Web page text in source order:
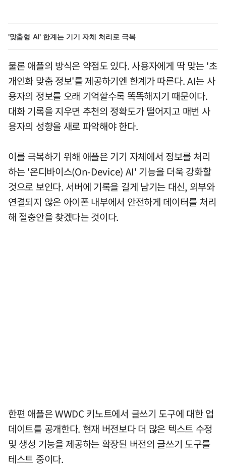
'맞춤형 AI' 한계는 기기 자체 처리로 극복
물론 애플의 방식은 약점도 있다. 사용자에게 딱 맞는 '초
개인화 맞춤 정보'를 제공하기엔 한계가 따른다. AI는 사
용자의 정보를 오래 기억할수록 똑똑해지기 때문이다.
대화 기록을 지우면 추천의 정확도가 떨어지고 매번 사
용자의 성향을 새로 파악해야 한다.
이를 극복하기 위해 애플은 기기 자체에서 정보를 처리
하는 '온디바이스(On-Device) AI' 기능을 더욱 강화할
것으로 보인다. 서버에 기록을 길게 남기는 대신, 외부와
연결되지 않은 아이폰 내부에서 안전하게 데이터를 처리
해 절충안을 찾겠다는 것이다.
한편 애플은 WWDC 키노트에서 글쓰기 도구에 대한 업
데이트를 공개한다. 현재 버전보다 더 많은 텍스트 수정
및 생성 기능을 제공하는 확장된 버전의 글쓰기 도구를
테스트 중이다.